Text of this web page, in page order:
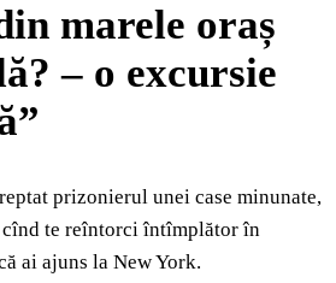
marele oraș
– o excursie
prizonierul unei case minunate,
te reîntorci întîmplător în
ai ajuns la New York.